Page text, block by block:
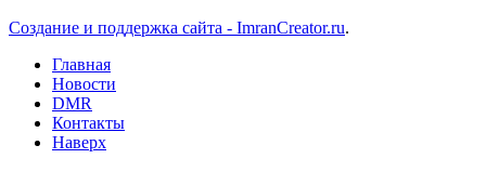
Создание и поддержка сайта - ImranCreator.ru.
Главная
Новости
DMR
Контакты
Наверх